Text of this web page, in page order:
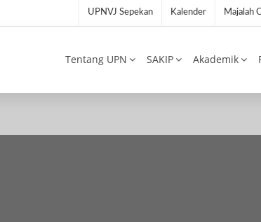
UPNVJ Sepekan Kalender Majalah
Tentang UPN SAKIP Akademik